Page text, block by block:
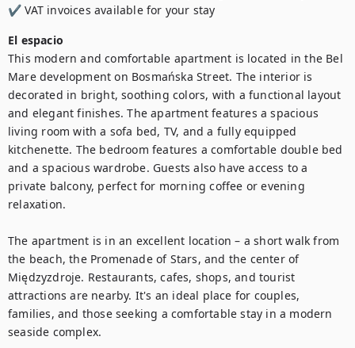
✔ VAT invoices available for your stay
El espacio
This modern and comfortable apartment is located in the Bel
Mare development on Bosmańska Street. The interior is
decorated in bright, soothing colors, with a functional layout
and elegant finishes. The apartment features a spacious
living room with a sofa bed, TV, and a fully equipped
kitchenette. The bedroom features a comfortable double bed
and a spacious wardrobe. Guests also have access to a
private balcony, perfect for morning coffee or evening
relaxation.
The apartment is in an excellent location – a short walk from
the beach, the Promenade of Stars, and the center of
Międzyzdroje. Restaurants, cafes, shops, and tourist
attractions are nearby. It's an ideal place for couples,
families, and those seeking a comfortable stay in a modern
seaside complex.